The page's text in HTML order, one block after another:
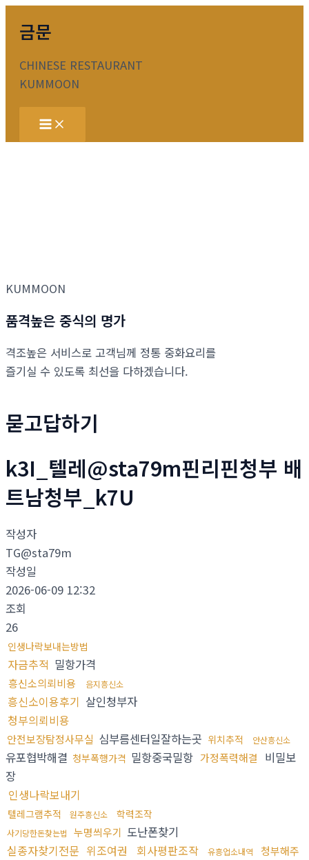
기
금문
CHINESE RESTAURANT
KUMMOON
Main
Menu
KUMMOON
품격높은 중식의 명가
격조높은 서비스로 고객님께 정통 중화요리를
즐기실 수 있도록 최선을 다하겠습니다.
묻고답하기
k3I_텔레@sta79m핀리핀청부 배
트남청부_k7U
작성자
TG@sta79m
작성일
2026-06-09 12:32
조회
26
인생나락보내는방법
자금추적 밀항가격
흥신소의뢰비용 음지흥신소
흥신소이용후기 살인청부자
청부의뢰비용
안전보장탐정사무실 심부름센터일잘하는곳 위치추적 안산흥신소
유포협박해결 청부폭행가격 밀항중국밀항 가정폭력해결
비밀보
장
인생나락보내기
텔레그램추적 원주흥신소 학력조작
사기당한돈찾는법 누명씌우기 도난폰찾기
실종자찾기전문 위조여권 회사평판조작 유흥업소내역
청부해주